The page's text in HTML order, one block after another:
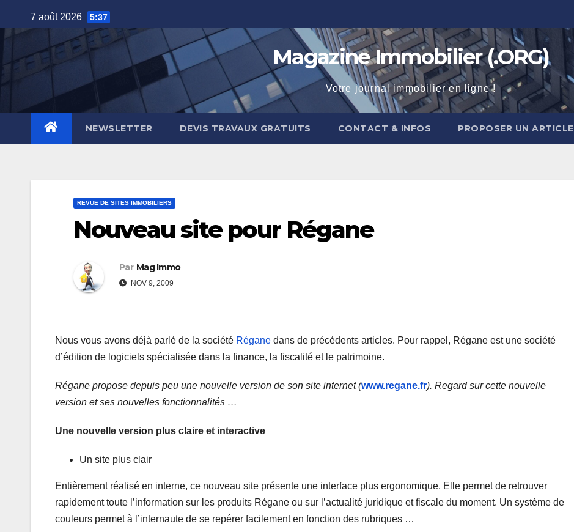
to
7 août 2026 5:37
Magazine Immobilier (.ORG)
Votre journal immobilier en ligne !
NEWSLETTER DEVIS TRAVAUX GRATUITS CONTACT & INFOS PROPOSER UN ARTICLE
REVUE DE SITES IMMOBILIERS
Nouveau site pour Régane
Par Mag Immo
NOV 9, 2009
Nous vous avons déjà parlé de la société Régane dans de précédents articles. Pour rappel, Régane est une société
d’édition de logiciels spécialisée dans la finance, la fiscalité et le patrimoine.
Régane propose depuis peu une nouvelle version de son site internet (www.regane.fr). Regard sur cette nouvelle
version et ses nouvelles fonctionnalités …
Une nouvelle version plus claire et interactive
Un site plus clair
Entièrement réalisé en interne, ce nouveau site présente une interface plus ergonomique. Elle permet de retrouver
rapidement toute l’information sur les produits Régane ou sur l’actualité juridique et fiscale du moment. Un système de
couleurs permet à l’internaute de se repérer facilement en fonction des rubriques …